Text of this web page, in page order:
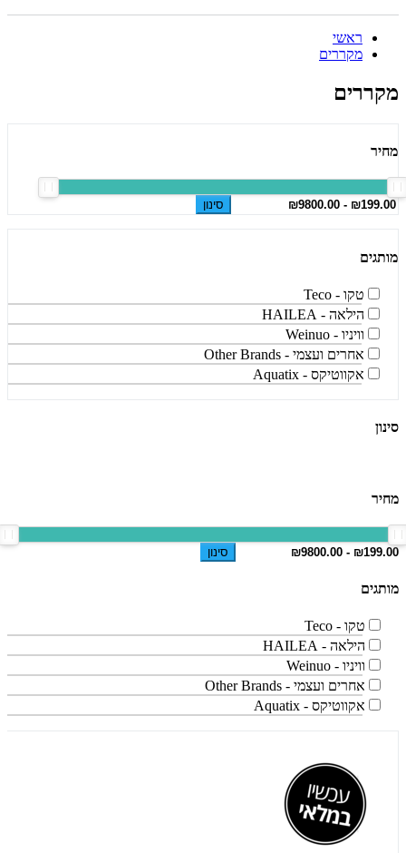
ראשי
מקררים
מקררים
מחיר
סינון
מותגים
טקו - Teco
הילאה - HAILEA
וויניו - Weinuo
אחרים ועצמי - Other Brands
אקווטיקס - Aquatix
סינון
מחיר
סינון
מותגים
טקו - Teco
הילאה - HAILEA
וויניו - Weinuo
אחרים ועצמי - Other Brands
אקווטיקס - Aquatix